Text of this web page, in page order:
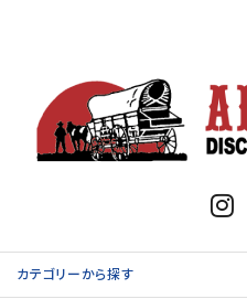
カテゴリーから探す